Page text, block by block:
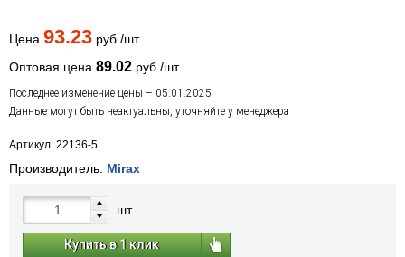
Цена 93.23 руб./шт.
Оптовая цена 89.02 руб./шт.
Последнее изменение цены – 05.01.2025
Данные могут быть неактуальны, уточняйте у менеджера
Артикул: 22136-5
Производитель: Mirax
шт.
Купить в 1 клик